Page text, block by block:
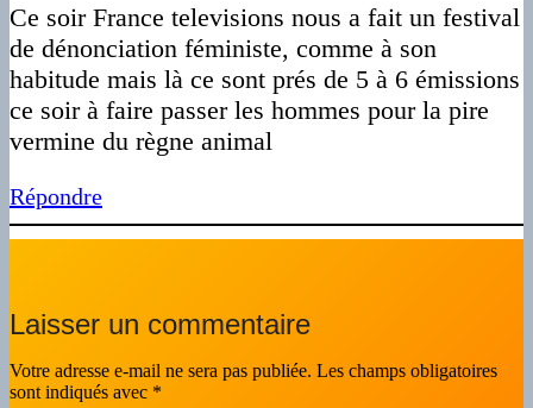
Ce soir France televisions nous a fait un festival
de dénonciation féministe, comme à son
habitude mais là ce sont prés de 5 à 6 émissions
ce soir à faire passer les hommes pour la pire
vermine du règne animal
Répondre
Laisser un commentaire
Votre adresse e-mail ne sera pas publiée. Les champs obligatoires
sont indiqués avec *